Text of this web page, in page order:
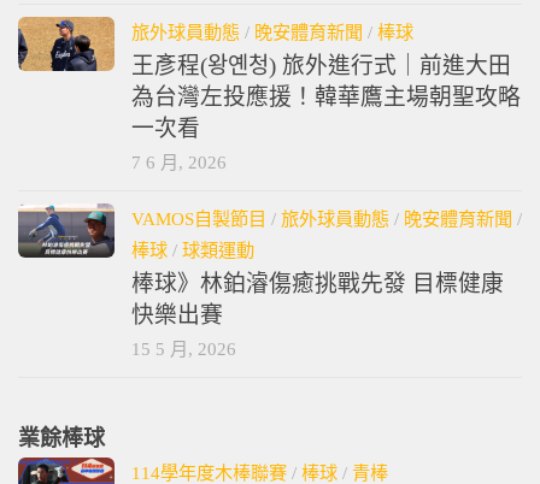
旅外球員動態 / 晚安體育新聞 / 棒球
王彥程(왕옌청) 旅外進行式｜前進大田
為台灣左投應援！韓華鷹主場朝聖攻略
一次看
7 6 月, 2026
VAMOS自製節目 / 旅外球員動態 / 晚安體育新聞 /
棒球 / 球類運動
棒球》林鉑濬傷癒挑戰先發 目標健康
快樂出賽
15 5 月, 2026
業餘棒球
114學年度木棒聯賽 / 棒球 / 青棒